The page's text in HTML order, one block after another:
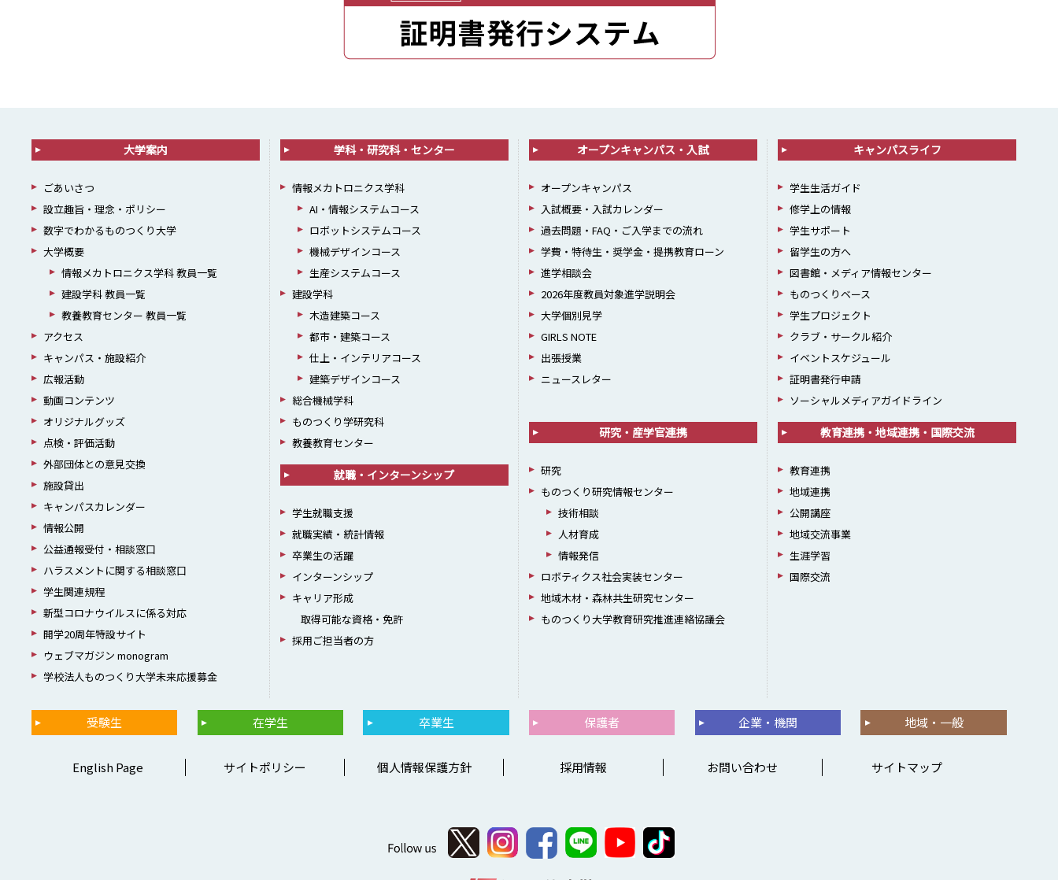
大学案内
ごあいさつ
設立趣旨・理念・ポリシー
数字でわかるものつくり大学
大学概要
情報メカトロニクス学科 教員一覧
建設学科 教員一覧
教養教育センター 教員一覧
アクセス
キャンパス・施設紹介
広報活動
動画コンテンツ
オリジナルグッズ
点検・評価活動
外部団体との意見交換
施設貸出
キャンパスカレンダー
情報公開
公益通報受付・相談窓口
ハラスメントに関する相談窓口
学生関連規程
新型コロナウイルスに係る対応
開学20周年特設サイト
ウェブマガジン monogram
学校法人ものつくり大学未来応援募金
学科・研究科・センター
情報メカトロニクス学科
AI・情報システムコース
ロボットシステムコース
機械デザインコース
生産システムコース
建設学科
木造建築コース
都市・建築コース
仕上・インテリアコース
建築デザインコース
総合機械学科
ものつくり学研究科
教養教育センター
就職・インターンシップ
学生就職支援
就職実績・統計情報
卒業生の活躍
インターンシップ
キャリア形成
取得可能な資格・免許
採用ご担当者の方
オープンキャンパス・入試
オープンキャンパス
入試概要・入試カレンダー
過去問題・FAQ・ご入学までの流れ
学費・特待生・奨学金・提携教育ローン
進学相談会
2026年度教員対象進学説明会
大学個別見学
GIRLS NOTE
出張授業
ニュースレター
研究・産学官連携
研究
ものつくり研究情報センター
技術相談
人材育成
情報発信
ロボティクス社会実装センター
地域木材・森林共生研究センター
ものつくり大学教育研究推進連絡協議会
キャンパスライフ
学生生活ガイド
修学上の情報
学生サポート
留学生の方へ
図書館・メディア情報センター
ものつくりベース
学生プロジェクト
クラブ・サークル紹介
イベントスケジュール
証明書発行申請
ソーシャルメディアガイドライン
教育連携・地域連携・国際交流
教育連携
地域連携
公開講座
地域交流事業
生涯学習
国際交流
受験生 在学生 卒業生 保護者 企業・機関 地域・一般
English Page サイトポリシー 個人情報保護方針 採用情報 お問い合わせ サイトマップ